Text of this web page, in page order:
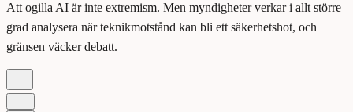
Att ogilla AI är inte extremism. Men myndigheter verkar i allt större
grad analysera när teknikmotstånd kan bli ett säkerhetshot, och
gränsen väcker debatt.